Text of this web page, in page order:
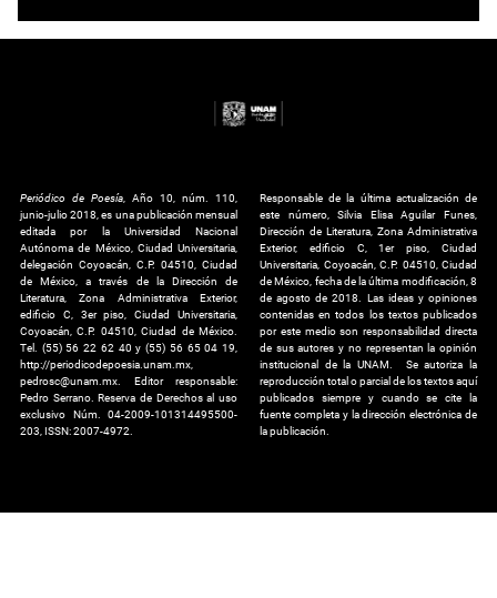
Periódico de Poesía , Año 10, núm. 110,
junio-julio 2018, es una publicación mensual
editada por la Universidad Nacional
Autónoma de México, Ciudad Universitaria,
delegación Coyoacán, C.P. 04510, Ciudad
de México, a través de la Dirección de
Literatura, Zona Administrativa Exterior,
edificio C, 3er piso, Ciudad Universitaria,
Coyoacán, C.P. 04510, Ciudad de México.
Tel. (55) 56 22 62 40 y (55) 56 65 04 19,
http://periodicodepoesia.unam.mx,
pedrosc@unam.mx. Editor responsable:
Pedro Serrano. Reserva de Derechos al uso
exclusivo Núm. 04-2009-101314495500-
203, ISSN: 2007-4972.
Responsable de la última actualización de
este número, Silvia Elisa Aguilar Funes,
Dirección de Literatura, Zona Administrativa
Exterior, edificio C, 1er piso, Ciudad
Universitaria, Coyoacán, C.P. 04510, Ciudad
de México, fecha de la última modificación, 8
de agosto de 2018. Las ideas y opiniones
contenidas en todos los textos publicados
por este medio son responsabilidad directa
de sus autores y no representan la opinión
institucional de la UNAM. Se autoriza la
reproducción total o parcial de los textos aquí
publicados siempre y cuando se cite la
fuente completa y la dirección electrónica de
la publicación.